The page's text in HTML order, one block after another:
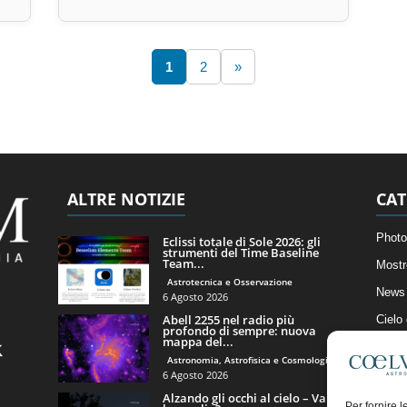
1 2 »
ALTRE NOTIZIE
Eclissi totale di Sole 2026: gli
strumenti del Time Baseline
Team...
Astrotecnica e Osservazione
6 Agosto 2026
Abell 2255 nel radio più
profondo di sempre: nuova
mappa del...
Astronomia, Astrofisica e Cosmologia
6 Agosto 2026
Alzando gli occhi al cielo – Vale
Cielo
Il